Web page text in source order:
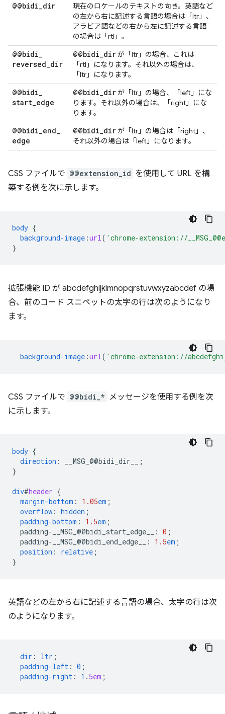
@@bidi dir
現在のロケールのテキストの向き。英語など
の左から右に記述する言語の場合は「ltr」、
アラビア語などの右から左に記述する言語
の場合は「rtl」。
@@bidi
reversed dir
@@bidi dirが「ltr」の場合、これは
「rtl」になります。それ以外の場合は、
「ltr」になります。
@@bidi
start edge
@@bidi dirが「ltr」の場合、「left」にな
ります。それ以外の場合は、「right」にな
ります。
@@bidi end
edge
@@bidi dirが「ltr」の場合は「right」、
それ以外の場合は「left」になります。
CSS ファイルで @@extension_id を使用して URL を構
築する例を次に示します。
body {
background-image :url ( 'chrome-extension://
}
拡張機能 ID が abcdefghijklmnopqrstuvwxyzabcdef の場
合、前のコード スニペットの太字の行は次のようになり
ます。
background-image :url ( 'chrome-extension://
CSS ファイルで @@bidi_* メッセージを使用する例を次
に示します。
body {
direction : __MSG_ @@bidi_dir__
;
}
div#header {
margin-bottom : 1.05em ;
overflow : hidden ;
padding-bottom : 1.5em ;
padding-__MSG_@@bidi_start_edge__ : 0 ;
padding-__MSG_@@bidi_end_edge__ : 1.5em ;
position : relative ;
}
英語などの左から右に記述する言語の場合、太字の行は次
のようになります。
dir : ltr ;
padding-left : 0 ;
padding-right : 1 . 5em ;